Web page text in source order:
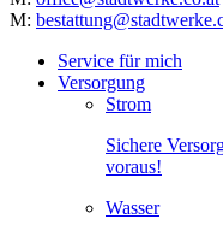
M:
Service für mich
Versorgung
Strom
Sichere
voraus!
Wasser